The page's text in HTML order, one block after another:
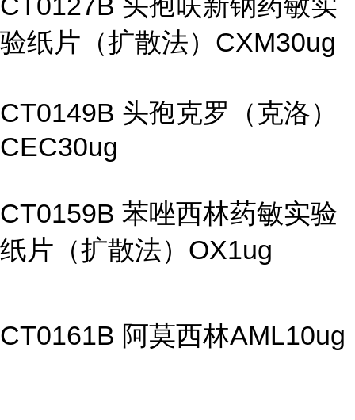
验纸片（扩散法）CXM30ug
CT0149B 头孢克罗（克洛）
CEC30ug
CT0159B 苯唑西林药敏实验
纸片（扩散法）OX1ug
CT0161B 阿莫西林AML10ug